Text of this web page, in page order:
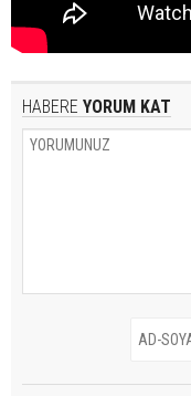
HABERE YORUM KAT